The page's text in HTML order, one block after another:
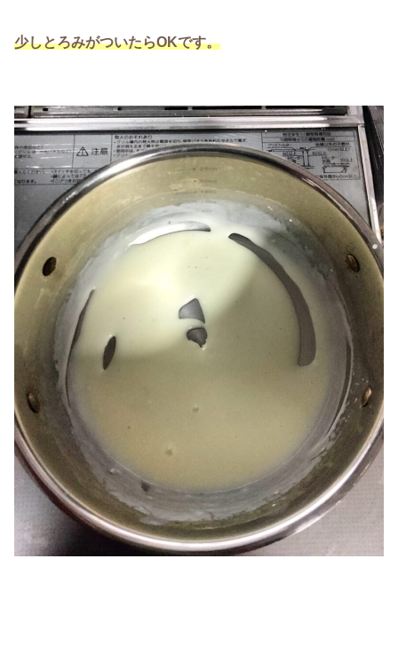
少しとろみがついたらOKです。